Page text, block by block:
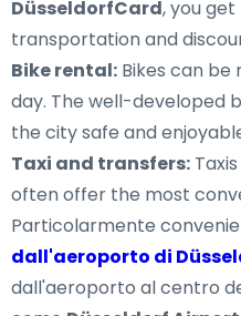
DüsseldorfCard, you
transportation and
Bike rental: Bikes can be
day. The well-developed
the city safe and
Taxi and transfers:
often offer the most
Particolarmente
dall'aeroporto di
dall'aeroporto al centro